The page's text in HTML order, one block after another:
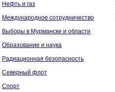
Нефть и газ
Международное сотрудничество
Выборы в Мурманске и области
Образование и наука
Радиационная безопасность
Северный флот
Спорт